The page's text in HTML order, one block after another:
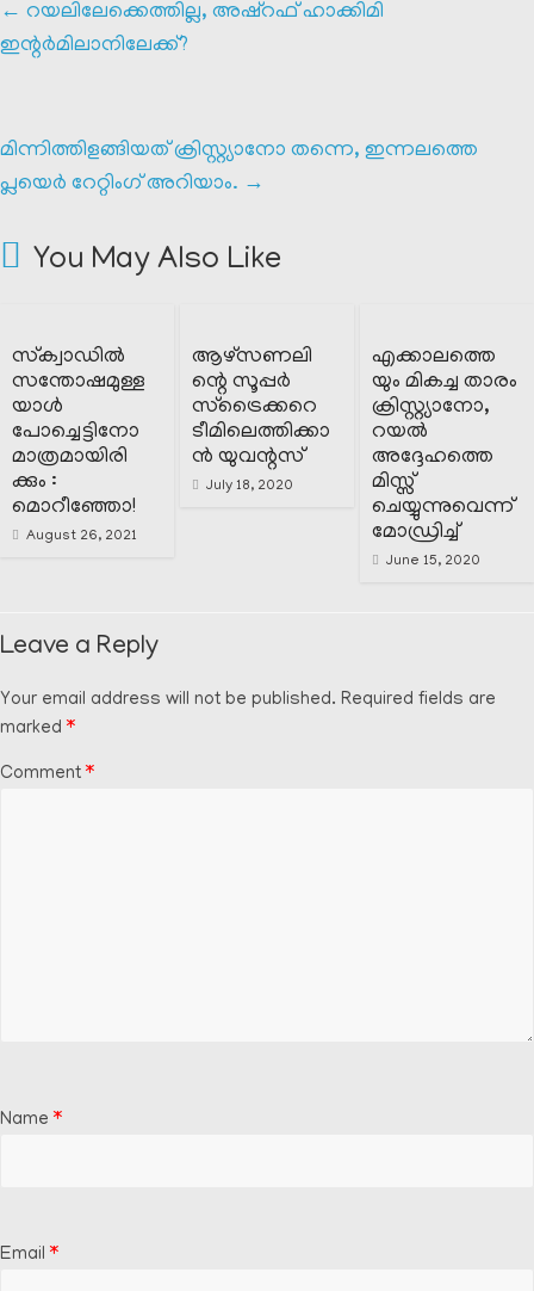
← റയലിലേക്കെത്തില്ല, അഷ്‌റഫ്‌ ഹാക്കിമി
ഇന്റർമിലാനിലേക്ക്?
മിന്നിത്തിളങ്ങിയത് ക്രിസ്റ്റ്യാനോ തന്നെ, ഇന്നലത്തെ
പ്ലയെർ റേറ്റിംഗ് അറിയാം. →
You May Also Like
സ്‌ക്വാഡിൽ
സന്തോഷമുള്ള
യാൾ
പോച്ചെട്ടിനോ
മാത്രമായിരി
ക്കും :
മൊറീഞ്ഞോ!
August 26, 2021
ആഴ്‌സണലി
ന്റെ സൂപ്പർ
സ്‌ട്രൈക്കറെ
ടീമിലെത്തിക്കാ
ൻ യുവന്റസ്
July 18, 2020
എക്കാലത്തെ
യും മികച്ച താരം
ക്രിസ്റ്റ്യാനോ,
റയൽ
അദ്ദേഹത്തെ
മിസ്സ്‌
ചെയ്യുന്നുവെന്ന്
മോഡ്രിച്ച്
June 15, 2020
Leave a Reply
Your email address will not be published. Required fields are
marked *
Comment *
Name *
Email *